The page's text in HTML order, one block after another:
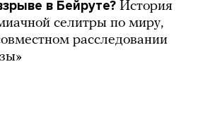
в Бейруте? История
селитры по миру,
расследовании